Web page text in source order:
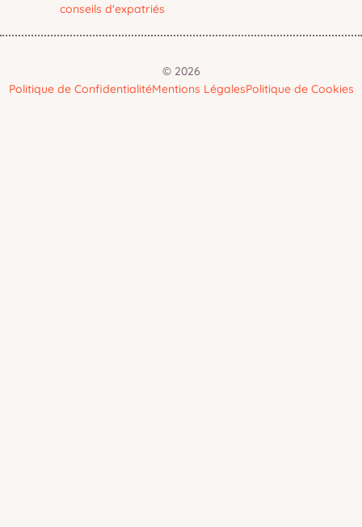
conseils d'expatriés
© 2026
Politique de ConfidentialitéMentions LégalesPolitique de Cookies